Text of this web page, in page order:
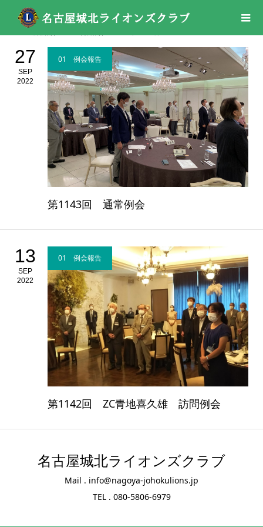
27
SEP
2022
01 例会報告
第1143回 通常例会
13
SEP
2022
01 例会報告
第1142回 ZC青地喜久雄 訪問例会
名古屋城北ライオンズクラブ
Mail . info@nagoya-johokulions.jp
TEL . 080-5806-6979